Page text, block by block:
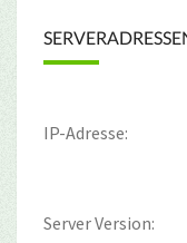
IP-Adresse:
Server Version: